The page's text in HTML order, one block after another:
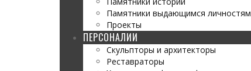
Памятники выдающимся личностям
Проекты
ПЕРСОНАЛИИ
Скульпторы и архитекторы
Реставраторы